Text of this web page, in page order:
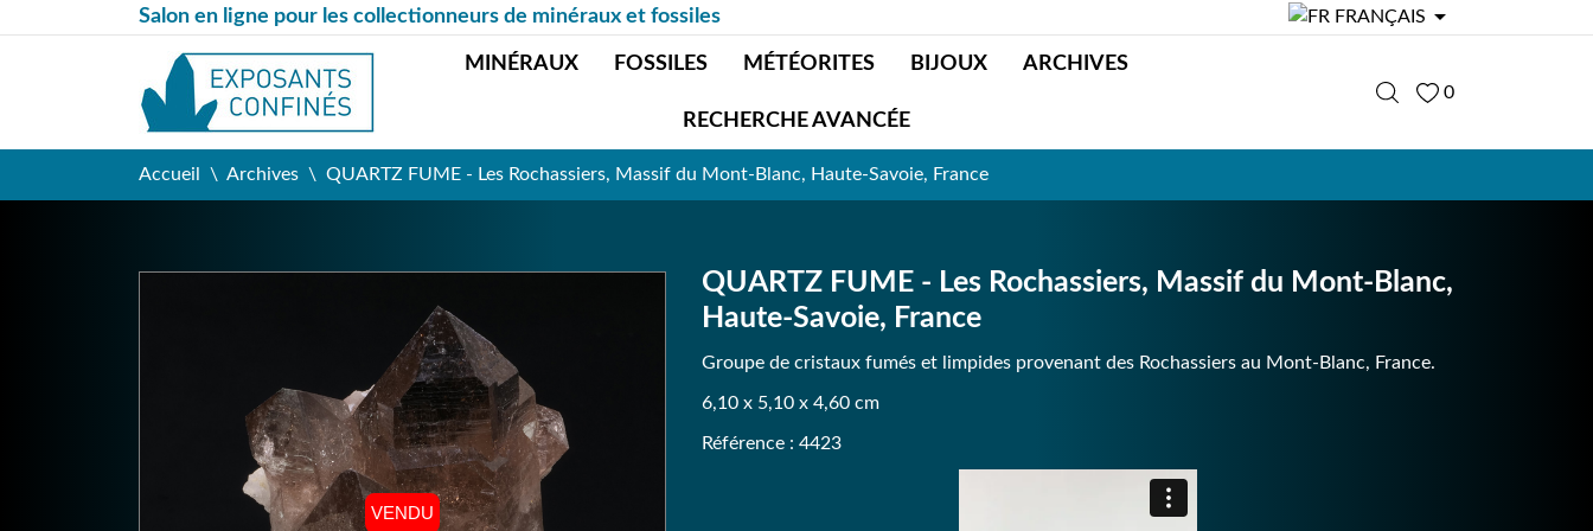
Salon en ligne pour les collectionneurs de minéraux et fossiles FRANÇAIS 
MINÉRAUX FOSSILES MÉTÉORITES BIJOUX ARCHIVES
RECHERCHE AVANCÉE
0
Accueil Archives QUARTZ FUME - Les Rochassiers, Massif du Mont-Blanc, Haute-Savoie, France
VENDU
QUARTZ FUME - Les Rochassiers, Massif du Mont-Blanc,
Haute-Savoie, France
Groupe de cristaux fumés et limpides provenant des Rochassiers au Mont-Blanc, France.
6,10 x 5,10 x 4,60 cm
Référence : 4423